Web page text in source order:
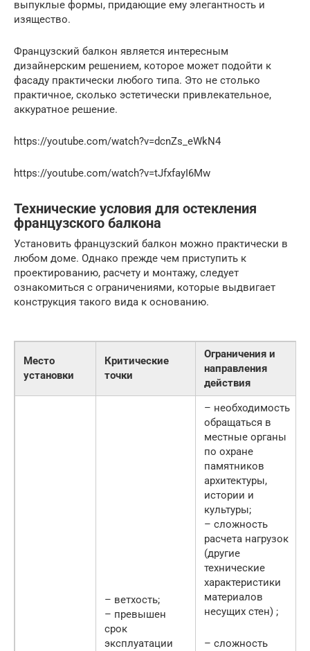
выпуклые формы, придающие ему элегантность и
изящество.
Французский балкон является интересным
дизайнерским решением, которое может подойти к
фасаду практически любого типа. Это не столько
практичное, сколько эстетически привлекательное,
аккуратное решение.
https://youtube.com/watch?v=dcnZs_eWkN4
https://youtube.com/watch?v=tJfxfayI6Mw
Технические условия для остекления
французского балкона
Установить французский балкон можно практически в
любом доме. Однако прежде чем приступить к
проектированию, расчету и монтажу, следует
ознакомиться с ограничениями, которые выдвигает
конструкция такого вида к основанию.
Место
установки
Критические
точки
Ограничения и
направления
действия
– ветхость;
– превышен
срок
эксплуатации
– необходимость
обращаться в
местные органы
по охране
памятников
архитектуры,
истории и
культуры;
– сложность
расчета нагрузок
(другие
технические
характеристики
материалов
несущих стен) ;
– сложность